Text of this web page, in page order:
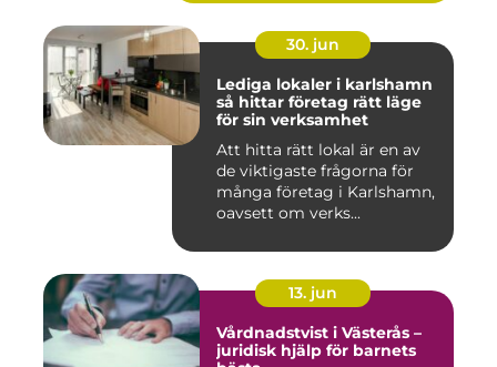
30. jun
Lediga lokaler i karlshamn
så hittar företag rätt läge
för sin verksamhet
Att hitta rätt lokal är en av
de viktigaste frågorna för
många företag i Karlshamn,
oavsett om verks...
13. jun
Vårdnadstvist i Västerås –
juridisk hjälp för barnets